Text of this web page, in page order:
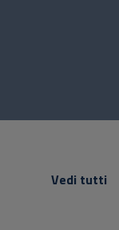
Vedi tutti